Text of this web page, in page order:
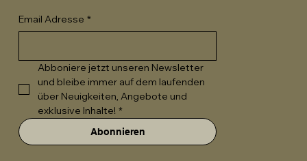
Email Adresse *
Abboniere jetzt unseren Newsletter
und bleibe immer auf dem laufenden
über Neuigkeiten, Angebote und
exklusive Inhalte! *
Abonnieren